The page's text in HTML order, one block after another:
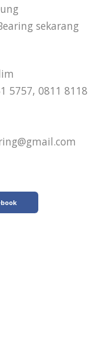
sekarang
5757, 0811 8118